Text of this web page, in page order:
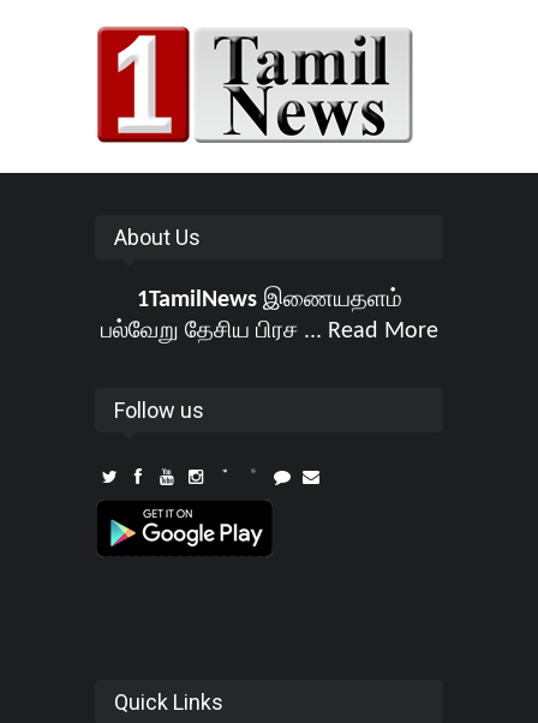
About Us
1TamilNewsஇணையதளம்
பல்வேறு தேசிய பிரச ... Read More
Follow us
Quick Links